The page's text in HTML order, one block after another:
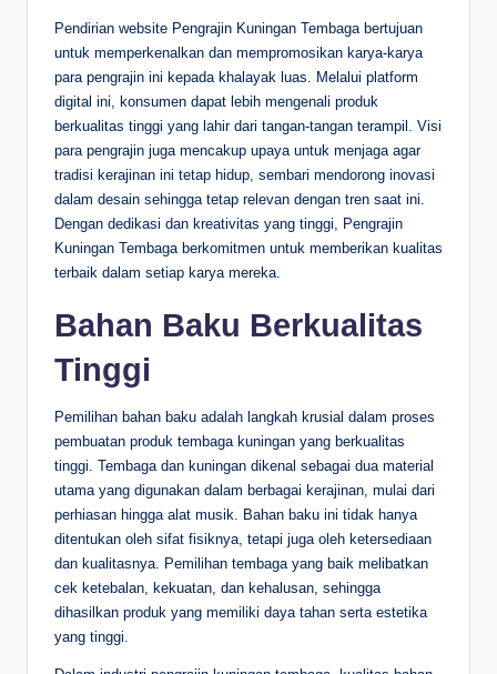
Pendirian website Pengrajin Kuningan Tembaga bertujuan
untuk memperkenalkan dan mempromosikan karya-karya
para pengrajin ini kepada khalayak luas. Melalui platform
digital ini, konsumen dapat lebih mengenali produk
berkualitas tinggi yang lahir dari tangan-tangan terampil. Visi
para pengrajin juga mencakup upaya untuk menjaga agar
tradisi kerajinan ini tetap hidup, sembari mendorong inovasi
dalam desain sehingga tetap relevan dengan tren saat ini.
Dengan dedikasi dan kreativitas yang tinggi, Pengrajin
Kuningan Tembaga berkomitmen untuk memberikan kualitas
terbaik dalam setiap karya mereka.
Bahan Baku Berkualitas
Tinggi
Pemilihan bahan baku adalah langkah krusial dalam proses
pembuatan produk tembaga kuningan yang berkualitas
tinggi. Tembaga dan kuningan dikenal sebagai dua material
utama yang digunakan dalam berbagai kerajinan, mulai dari
perhiasan hingga alat musik. Bahan baku ini tidak hanya
ditentukan oleh sifat fisiknya, tetapi juga oleh ketersediaan
dan kualitasnya. Pemilihan tembaga yang baik melibatkan
cek ketebalan, kekuatan, dan kehalusan, sehingga
dihasilkan produk yang memiliki daya tahan serta estetika
yang tinggi.